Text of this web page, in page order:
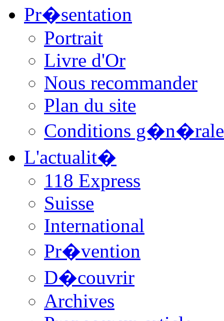
Pr�sentation
Portrait
Livre d'Or
Nous recommander
Plan du site
Conditions
L'actualit�
118 Express
Suisse
International
Pr�vention
D�couvrir
Archives